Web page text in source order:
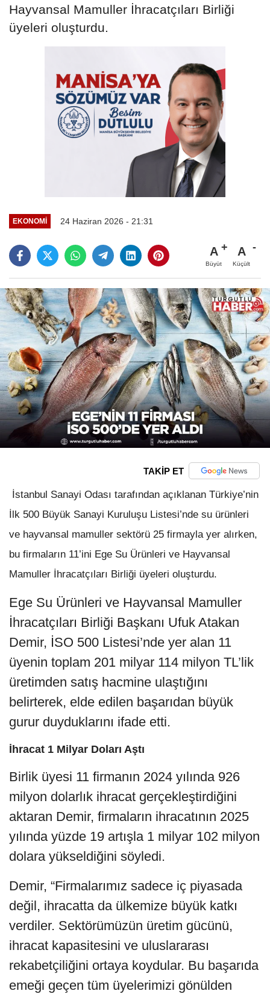
Hayvansal Mamuller İhracatçıları Birliği
üyeleri oluşturdu.
EKONOMİ 24 Haziran 2026 - 21:31
A
Büyüt
A
Küçült
TAKİP ET
İstanbul Sanayi Odası tarafından açıklanan Türkiye’nin
İlk 500 Büyük Sanayi Kuruluşu Listesi’nde su ürünleri
ve hayvansal mamuller sektörü 25 firmayla yer alırken,
bu firmaların 11’ini Ege Su Ürünleri ve Hayvansal
Mamuller İhracatçıları Birliği üyeleri oluşturdu.
Ege Su Ürünleri ve Hayvansal Mamuller
İhracatçıları Birliği Başkanı Ufuk Atakan
Demir, İSO 500 Listesi’nde yer alan 11
üyenin toplam 201 milyar 114 milyon TL’lik
üretimden satış hacmine ulaştığını
belirterek, elde edilen başarıdan büyük
gurur duyduklarını ifade etti.
İhracat 1 Milyar Doları Aştı
Birlik üyesi 11 firmanın 2024 yılında 926
milyon dolarlık ihracat gerçekleştirdiğini
aktaran Demir, firmaların ihracatının 2025
yılında yüzde 19 artışla 1 milyar 102 milyon
dolara yükseldiğini söyledi.
Demir, “Firmalarımız sadece iç piyasada
değil, ihracatta da ülkemize büyük katkı
verdiler. Sektörümüzün üretim gücünü,
ihracat kapasitesini ve uluslararası
rekabetçiliğini ortaya koydular. Bu başarıda
emeği geçen tüm üyelerimizi gönülden